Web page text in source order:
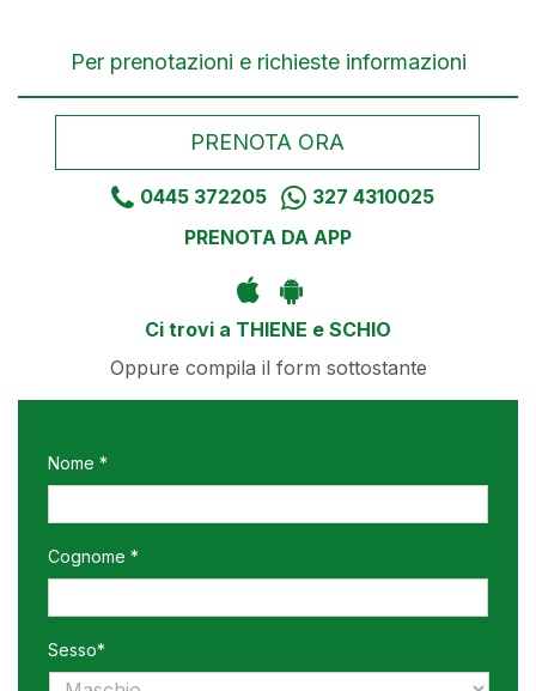
Per prenotazioni e richieste informazioni
PRENOTA ORA
0445 372205
327 4310025
PRENOTA DA APP
Ci trovi a THIENE e SCHIO
Oppure compila il form sottostante
Nome *
Cognome *
Sesso*